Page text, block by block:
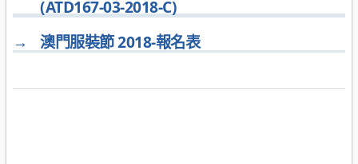
0
0
false
(ATD167-03-2018-C)
→
澳門服裝節 2018-報名表